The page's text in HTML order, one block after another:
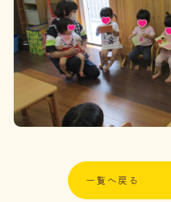
一覧へ戻る